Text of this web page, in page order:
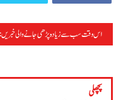
اس وقت سب سے زیادہ پڑھی جانے والی خبریں :
پچھلی